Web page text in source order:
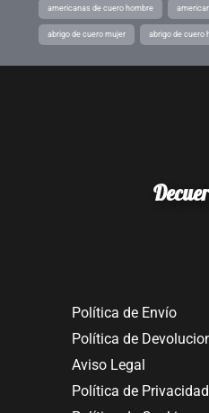
americanas de cuero hombre
abrigo de cuero mujer abrigo de cuero
Política de Envío
Política de
Aviso Legal
Política de Privacidad